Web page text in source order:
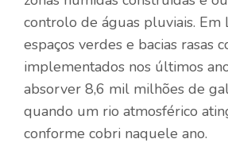
controlo de águas pluviais. Em
espaços verdes e bacias rasas
implementados nos últimos
absorver 8,6 mil milhões de
quando um rio atmosférico
conforme cobri naquele ano.